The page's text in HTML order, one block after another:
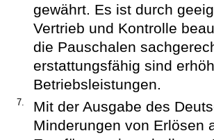
gewährt. Es ist durch
Vertrieb und Kontrolle
die Pauschalen
erstattungsfähig sind
Betriebsleistungen.
7.
Mit der Ausgabe des
Minderungen von Erlösen